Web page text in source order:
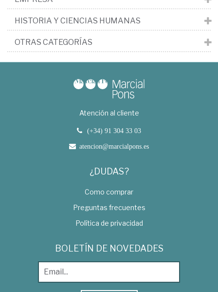
HISTORIA Y CIENCIAS HUMANAS
OTRAS CATEGORÍAS
Atención al cliente
(+34) 91 304 33 03
atencion@marcialpons.es
¿DUDAS?
Como comprar
Preguntas frecuentes
Política de privacidad
BOLETÍN DE NOVEDADES